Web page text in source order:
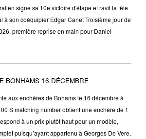
signe sa 10e victoire d'étape et ravit la tête
à son coéquipier Edgar Canet Troisième jour de
première reprise en main pour Daniel
BONHAMS 16 DÉCEMBRE
aux enchéres de Bohams le 16 décembre à
S matching number obtient une enchère de 1
à un prix plutôt haut pour un modèle,
puisqu’ayant appartenu à Georges De Vere,